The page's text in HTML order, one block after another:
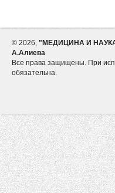
© 2026, "МЕДИЦИНА И НАУКА"
А.Алиева
Все права защищены. При
обязательна.